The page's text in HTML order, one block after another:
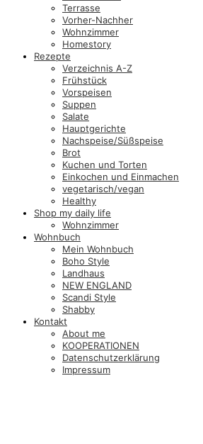
Terrasse
Vorher-Nachher
Wohnzimmer
Homestory
Rezepte
Verzeichnis A-Z
Frühstück
Vorspeisen
Suppen
Salate
Hauptgerichte
Nachspeise/Süßspeise
Brot
Kuchen und Torten
Einkochen und Einmachen
vegetarisch/vegan
Healthy
Shop my daily life
Wohnzimmer
Wohnbuch
Mein Wohnbuch
Boho Style
Landhaus
NEW ENGLAND
Scandi Style
Shabby
Kontakt
About me
KOOPERATIONEN
Datenschutzerklärung
Impressum